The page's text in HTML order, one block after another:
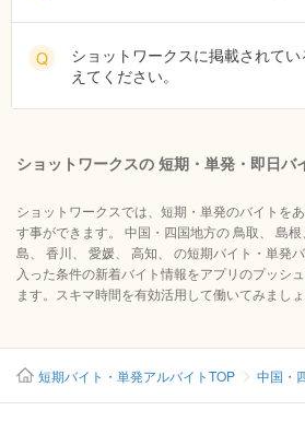
Q
ショットワークスに掲載されて
えてください。
ショットワークスの 短期・単発・即日バ
ショットワークスでは、短期・単発のバイトを
す事ができます。 中国・四国地方の 鳥取、 島
島、 香川、 愛媛、 高知、 の短期バイト・単発
入った条件の新着バイト情報をアプリのプッシ
ます。スキマ時間を有効活用して働いてみましょ
短期バイト・単発アルバイトTOP 中国・